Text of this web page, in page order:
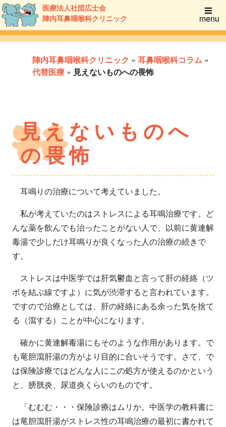
医療法人社団広士会
陣内耳鼻咽喉科クリニック
menu
陣内耳鼻咽喉科クリニック » 耳鼻咽喉科コラム »
代替医療 » 見えないものへの畏怖
見えないものへ
の畏怖
耳鳴りの治療について考えていました。
私が考えていたのはストレスによる耳鳴治療です。ど
んな薬を飲んでも治ったことがない人で、以前に黄連解
毒湯で少しだけ耳鳴りが良くなった人の治療の続きで
す。
ストレスは中医学では肝気鬱血と言って肝の経絡（ツ
ボを結ぶ線ですよ）に気が渋滞すると言われています。
ですので治療としては、肝の経絡にある余った気を捨て
る（瀉する）ことが中心になります。
確かに黄連解毒湯にもそのような作用があります。で
も竜胆瀉肝湯の方がより目的に合いそうです。さて、で
は保険診療ではどんな人にこの処方が使えるのかという
と、膀胱炎、尿道炎くらいのものです。
「むむむ・・・保険診療はムリか。中医学の教科書に
は竜胆瀉肝湯がストレス性の耳鳴治療の最初に書かれて